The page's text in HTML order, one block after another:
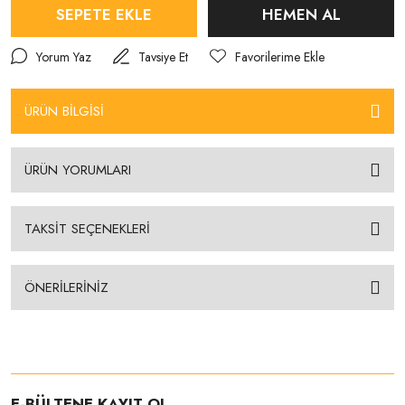
SEPETE EKLE HEMEN AL
Yorum Yaz Tavsiye Et
ÜRÜN BİLGİSİ
ÜRÜN YORUMLARI
TAKSİT SEÇENEKLERİ
ÖNERİLERİNİZ